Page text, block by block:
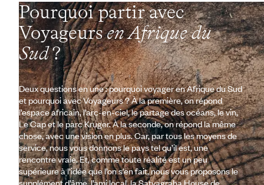
Pourquoi partir avec
Voyageursen Afrique du
Sud?
Deux questions en une : pourquoi voyager en Afrique du Sud
et pourquoi avec Voyageurs ? À la première, on répond
l’espace africain, l’arc-en-ciel, le partage des océans, le vin,
Le Cap et le parc Kruger. À la seconde, on répond la même
chose, avec une vision en plus. Car, par tous les moyens de
service, nous vous donnons le pays tel qu’il est, une
rencontre vraie. Et, comme toute réalité est un peu
supérieure à l’idée que l’on s’en fait, nous vous proposons le